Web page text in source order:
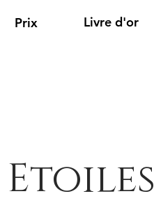
Prix Livre d'or
Etoiles